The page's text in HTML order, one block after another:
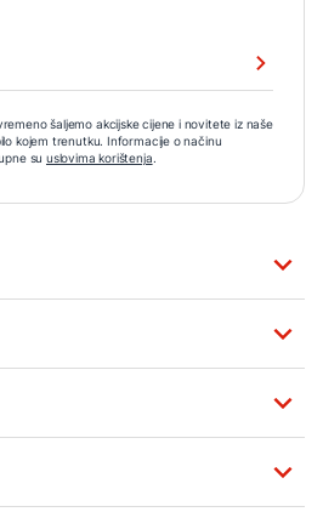
šaljemo akcijske cijene i novitete iz naše
kojem trenutku. Informacije o načinu
su uslovima korištenja.